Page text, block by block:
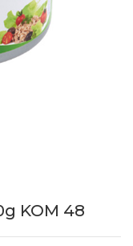
KOM 48